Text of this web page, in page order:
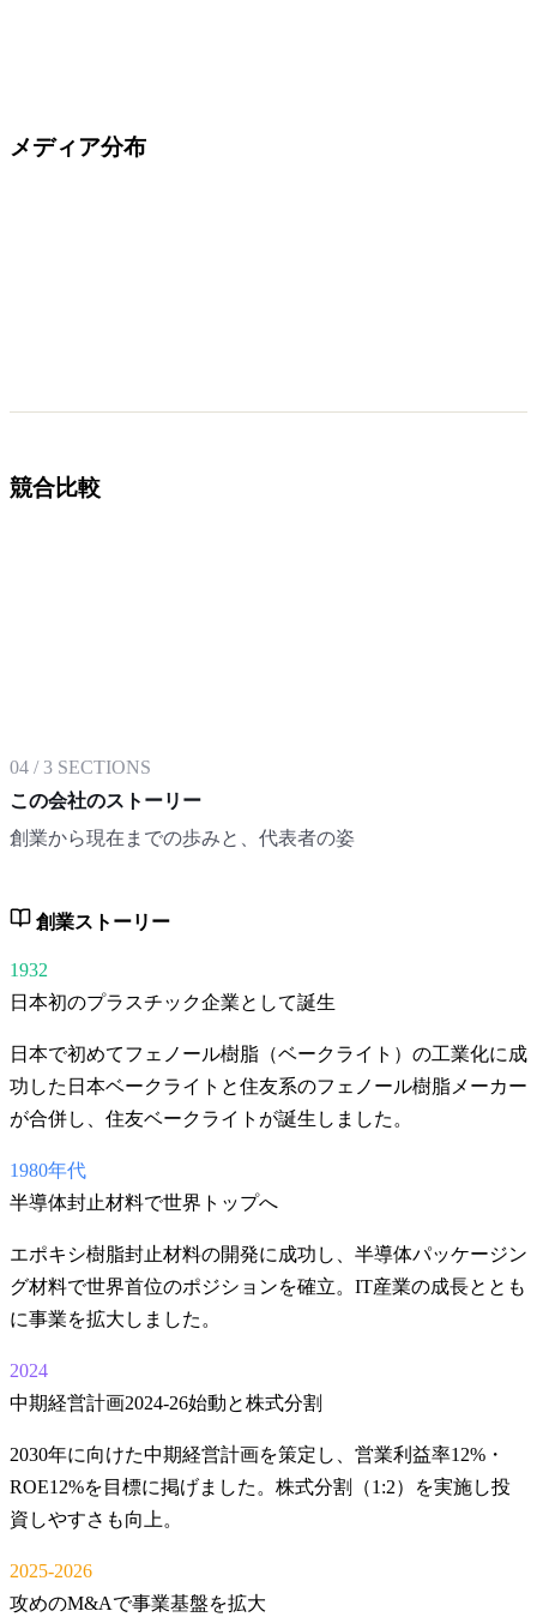
メディア分布
競合比較
04 /3 SECTIONS
この会社のストーリー
創業から現在までの歩みと、代表者の姿
創業ストーリー
1932
日本初のプラスチック企業として誕生
日本で初めてフェノール樹脂（ベークライト）の工業化に成
功した日本ベークライトと住友系のフェノール樹脂メーカー
が合併し、住友ベークライトが誕生しました。
1980年代
半導体封止材料で世界トップへ
エポキシ樹脂封止材料の開発に成功し、半導体パッケージン
グ材料で世界首位のポジションを確立。IT産業の成長ととも
に事業を拡大しました。
2024
中期経営計画2024-26始動と株式分割
2030年に向けた中期経営計画を策定し、営業利益率12%・
ROE12%を目標に掲げました。株式分割（1:2）を実施し投
資しやすさも向上。
2025-2026
攻めのM&Aで事業基盤を拡大